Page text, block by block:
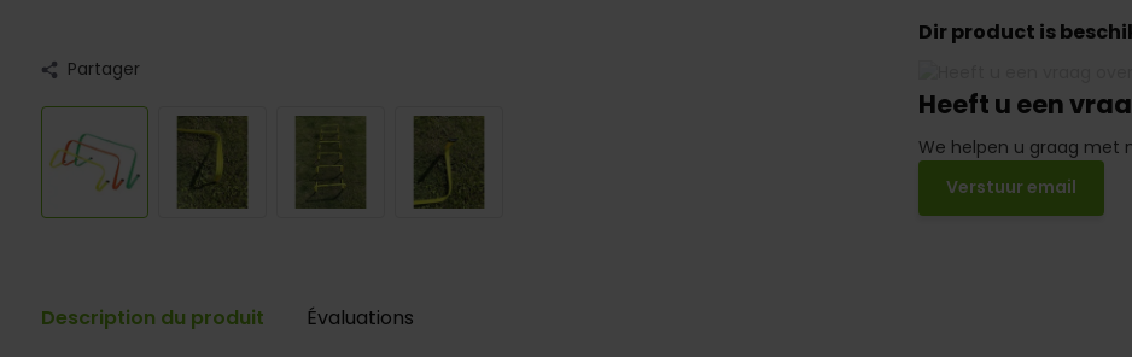
Partager
Dir product is
Heeft u een
We helpen u graag met
Verstuur email
Description du produit Évaluations